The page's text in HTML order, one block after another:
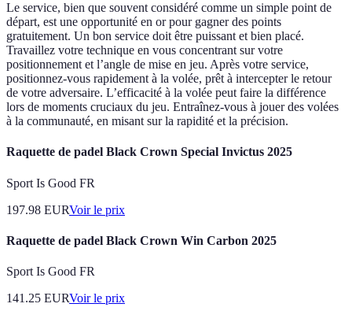
Le service, bien que souvent considéré comme un simple point de
départ, est une opportunité en or pour gagner des points
gratuitement. Un bon service doit être puissant et bien placé.
Travaillez votre technique en vous concentrant sur votre
positionnement et l’angle de mise en jeu. Après votre service,
positionnez-vous rapidement à la volée, prêt à intercepter le retour
de votre adversaire. L’efficacité à la volée peut faire la différence
lors de moments cruciaux du jeu. Entraînez-vous à jouer des volées
à la communauté, en misant sur la rapidité et la précision.
Raquette de padel Black Crown Special Invictus 2025
Sport Is Good FR
197.98 EURVoir le prix
Raquette de padel Black Crown Win Carbon 2025
Sport Is Good FR
141.25 EURVoir le prix